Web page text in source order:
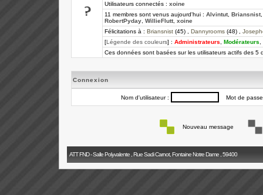
Utilisateurs connectés : xoine
11 membres sont venus aujourd'hui : Alvintut, Briansnist
RobertPyday WillieFlutt, xoine
Félicitations à : Briansnist (45) , Dannyrooms (48) ,
[Légende des couleurs] : Administrateurs Modérateurs
Ces données sont basées sur les utilisateurs actifs des 5
Connexion
Nom d'utilisateur : Mot de
Nouveau message
ATT FND - Salle Polyvalente , Rue Sadi Carnot, Fontaine Notre Dame , 59400